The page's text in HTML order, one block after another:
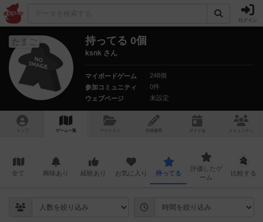
ログイン
たまご 持ってる 0個
ksnk さん
マイボードゲーム
248個
参加コミュニティ
0件
ウェブページ
未設定
トップ ゲーム一覧 マイリスト 投稿履歴 ボ ドゲ コミュニティ
全て 興味あり 経験あり お気に入り 持ってる
評価したゲ
ーム
比較する